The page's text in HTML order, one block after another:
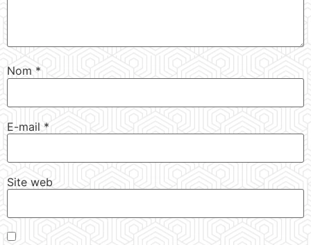
Nom *
E-mail *
Site web